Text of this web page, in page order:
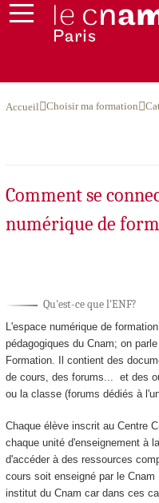
Accueil Choisir ma formation
Comment se
numérique de
Qu'est-ce que l'ENF?
L'espace numérique de
pédagogiques du Cnam; on
Formation. Il contient des
de cours, des forums... et des
ou la classe (forums dédiés à
Chaque élève inscrit au Centre
chaque unité d'enseignementà
d'accéder à des ressources
cours soit enseigné par le
institut du Cnam car dans ces